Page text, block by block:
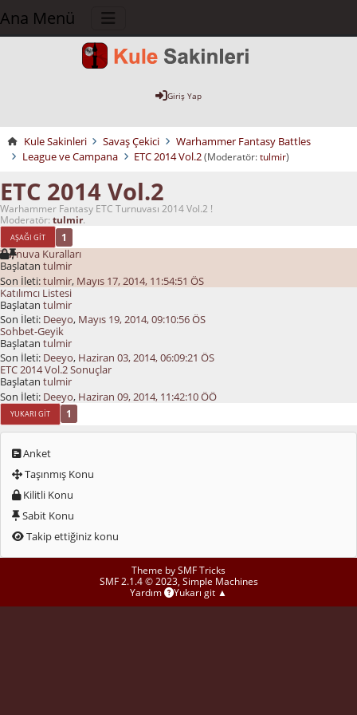
Ana Menü
Giriş Yap
Kule Sakinleri Savaş Çekici
Warhammer Fantasy Battles
League ve Campana
ETC 2014 Vol.2(Moderatör:tulmir)
ETC 2014 Vol.2
Warhammer Fantasy ETC Turnuvası 2014 Vol.2 !
Moderatör: tulmir.
AŞAĞI GIT 1
Turnuva Kuralları
Başlatan tulmir
Son İleti:tulmir, Mayıs 17, 2014, 11:54:51 ÖS
Katılımcı Listesi
Başlatan tulmir
Son İleti: Deeyo, Mayıs 19, 2014, 09:10:56 ÖS
Sohbet-Geyik
Başlatan tulmir
Son İleti: Deeyo, Haziran 03, 2014, 06:09:21 ÖS
ETC 2014 Vol.2 Sonuçlar
Başlatan tulmir
Son İleti: Deeyo, Haziran 09, 2014, 11:42:10 ÖÖ
YUKARI GIT 1
Anket
Taşınmış Konu
Kilitli Konu
Sabit Konu
Takip ettiğiniz konu
Theme bySMF Tricks
SMF 2.1.4 © 2023, Simple Machines
Yardım
Yukarı git ▲